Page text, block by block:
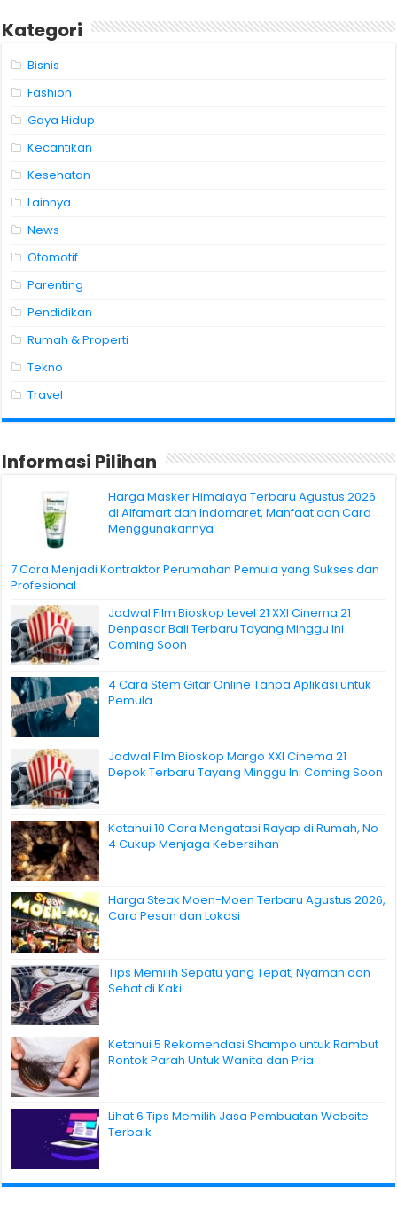
Kategori
Bisnis
Fashion
Gaya Hidup
Kecantikan
Kesehatan
Lainnya
News
Otomotif
Parenting
Pendidikan
Rumah & Properti
Tekno
Travel
Informasi Pilihan
Harga Masker Himalaya Terbaru Agustus 2026
di Alfamart dan Indomaret, Manfaat dan Cara
Menggunakannya
7 Cara Menjadi Kontraktor Perumahan Pemula yang Sukses dan
Profesional
Jadwal Film Bioskop Level 21 XXI Cinema 21
Denpasar Bali Terbaru Tayang Minggu Ini
Coming Soon
4 Cara Stem Gitar Online Tanpa Aplikasi untuk
Pemula
Jadwal Film Bioskop Margo XXI Cinema 21
Depok Terbaru Tayang Minggu Ini Coming Soon
Ketahui 10 Cara Mengatasi Rayap di Rumah, No
4 Cukup Menjaga Kebersihan
Harga Steak Moen-Moen Terbaru Agustus 2026,
Cara Pesan dan Lokasi
Tips Memilih Sepatu yang Tepat, Nyaman dan
Sehat di Kaki
Ketahui 5 Rekomendasi Shampo untuk Rambut
Rontok Parah Untuk Wanita dan Pria
Lihat 6 Tips Memilih Jasa Pembuatan Website
Terbaik